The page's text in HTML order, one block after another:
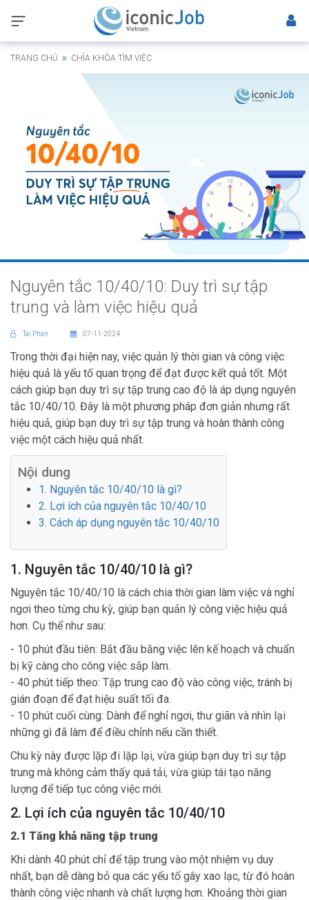
TRANG CHỦ CHÌA KHÓA TÌM VIỆC
Nguyên tắc 10/40/10: Duy trì sự tập
trung và làm việc hiệu quả
Tai Phan 07-11-2024
Trong thời đại hiện nay, việc quản lý thời gian và công việc
hiệu quả là yếu tố quan trọng để đạt được kết quả tốt. Một
cách giúp bạn duy trì sự tập trung cao độ là áp dụng nguyên
tắc 10/40/10. Đây là một phương pháp đơn giản nhưng rất
hiệu quả, giúp bạn duy trì sự tập trung và hoàn thành công
việc một cách hiệu quả nhất.
Nội dung
1. Nguyên tắc 10/40/10 là gì?
2. Lợi ích của nguyên tắc 10/40/10
3. Cách áp dụng nguyên tắc 10/40/10
1. Nguyên tắc 10/40/10 là gì?
Nguyên tắc 10/40/10 là cách chia thời gian làm việc và nghỉ
ngơi theo từng chu kỳ, giúp bạn quản lý công việc hiệu quả
hơn. Cụ thể như sau:
- 10 phút đầu tiên: Bắt đầu bằng việc lên kế hoạch và chuẩn
bị kỹ càng cho công việc sắp làm.
- 40 phút tiếp theo: Tập trung cao độ vào công việc, tránh bị
gián đoạn để đạt hiệu suất tối đa.
- 10 phút cuối cùng: Dành để nghỉ ngơi, thư giãn và nhìn lại
những gì đã làm để điều chỉnh nếu cần thiết.
Chu kỳ này được lặp đi lặp lại, vừa giúp bạn duy trì sự tập
trung mà không cảm thấy quá tải, vừa giúp tái tạo năng
lượng để tiếp tục công việc mới.
2. Lợi ích của nguyên tắc 10/40/10
2.1 Tăng khả năng tập trung
Khi dành 40 phút chỉ để tập trung vào một nhiệm vụ duy
nhất, bạn dễ dàng bỏ qua các yếu tố gây xao lạc, từ đó hoàn
thành công việc nhanh và chất lượng hơn. Khoảng thời gian